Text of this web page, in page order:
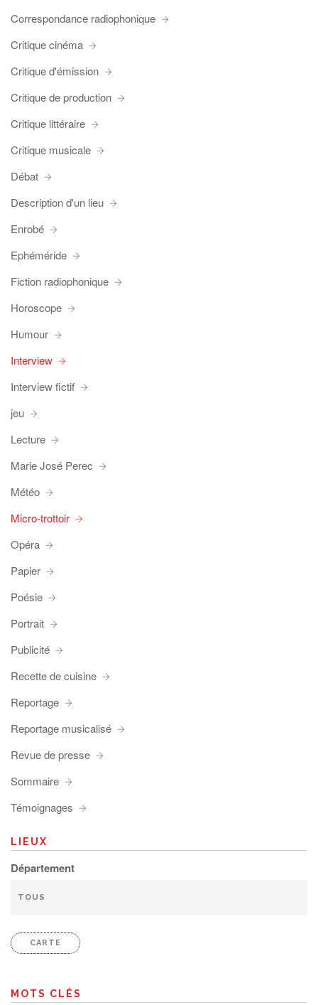
Correspondance radiophonique
Critique cinéma
Critique d'émission
Critique de production
Critique littéraire
Critique musicale
Débat
Description d'un lieu
Enrobé
Ephéméride
Fiction radiophonique
Horoscope
Humour
Interview
Interview fictif
jeu
Lecture
Marie José Perec
Météo
Micro-trottoir
Opéra
Papier
Poésie
Portrait
Publicité
Recette de cuisine
Reportage
Reportage musicalisé
Revue de presse
Sommaire
Témoignages
LIEUX
Département
CARTE
MOTS CLÉS